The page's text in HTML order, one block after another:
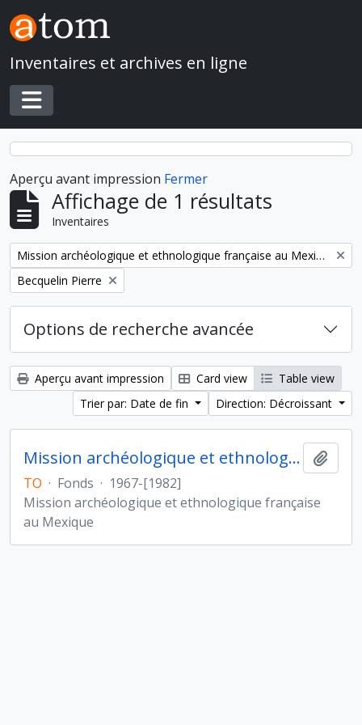
Skip to main content
Inventaires et archives en ligne
Toggle navigation
Aperçu avant impression Fermer
Affichage de 1 résultats
Inventaires
Remove filter:
Mission archéologique et ethnologique française au Mexique
Remove filter:
Becquelin Pierre
Options de recherche avancée
Aperçu avant impression Card view
Table view
Trier par: Date de fin
Direction: Décroissant
Mission archéologique et ethnologique française au Mexique
TO · Fonds · 1967-[1982]
Mission archéologique et ethnologique française
au Mexique